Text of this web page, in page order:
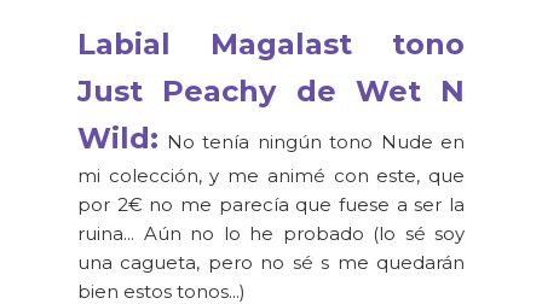
Labial Magalast tono
Just Peachy de Wet N
Wild: No tenía ningún tono Nude en
mi colección, y me animé con este, que
por 2€ no me parecía que fuese a ser la
ruina... Aún no lo he probado (lo sé soy
una cagueta, pero no sé s me quedarán
bien estos tonos...)